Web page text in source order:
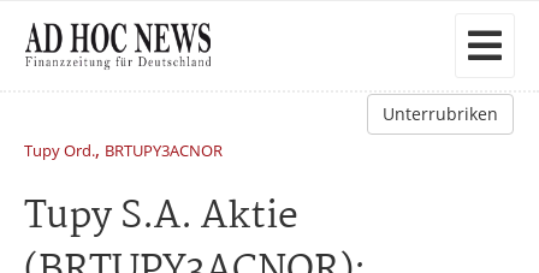
Unterrubriken
Tupy Ord., BRTUPY3ACNOR
Tupy S.A. Aktie